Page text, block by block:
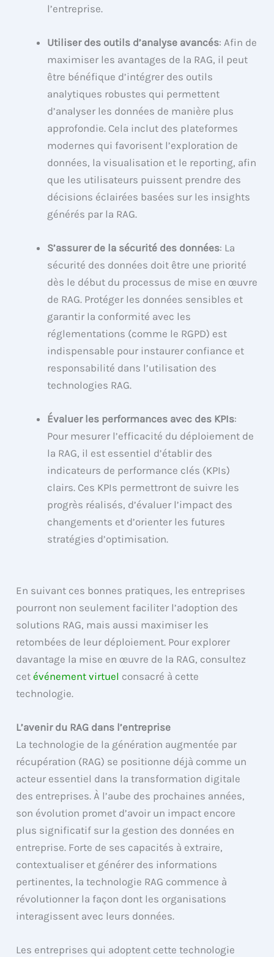
l’entreprise.
Utiliser des outils d’analyse avancés: Afin de
maximiser les avantages de la RAG, il peut
être bénéfique d’intégrer des outils
analytiques robustes qui permettent
d’analyser les données de manière plus
approfondie. Cela inclut des plateformes
modernes qui favorisent l’exploration de
données, la visualisation et le reporting, afin
que les utilisateurs puissent prendre des
décisions éclairées basées sur les insights
générés par la RAG.
S’assurer de la sécurité des données: La
sécurité des données doit être une priorité
dès le début du processus de mise en œuvre
de RAG. Protéger les données sensibles et
garantir la conformité avec les
réglementations (comme le RGPD) est
indispensable pour instaurer confiance et
responsabilité dans l’utilisation des
technologies RAG.
Évaluer les performances avec des KPIs:
Pour mesurer l’efficacité du déploiement de
la RAG, il est essentiel d’établir des
indicateurs de performance clés (KPIs)
clairs. Ces KPIs permettront de suivre les
progrès réalisés, d’évaluer l’impact des
changements et d’orienter les futures
stratégies d’optimisation.
En suivant ces bonnes pratiques, les entreprises
pourront non seulement faciliter l’adoption des
solutions RAG, mais aussi maximiser les
retombées de leur déploiement. Pour explorer
davantage la mise en œuvre de la RAG, consultez
cetévénement virtuel consacré à cette
technologie.
L’avenir du RAG dans l’entreprise
La technologie de la génération augmentée par
récupération (RAG) se positionne déjà comme un
acteur essentiel dans la transformation digitale
des entreprises. À l’aube des prochaines années,
son évolution promet d’avoir un impact encore
plus significatif sur la gestion des données en
entreprise. Forte de ses capacités à extraire,
contextualiser et générer des informations
pertinentes, la technologie RAG commence à
révolutionner la façon dont les organisations
interagissent avec leurs données.
Les entreprises qui adoptent cette technologie